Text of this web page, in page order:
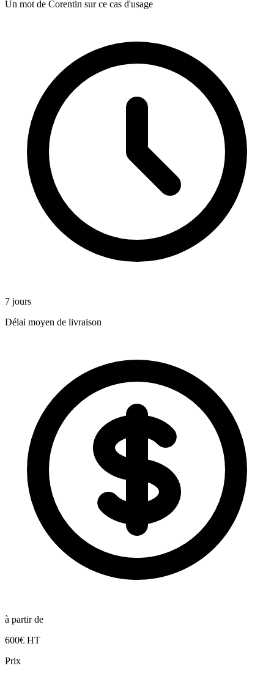
Un mot de Corentin sur ce cas d'usage
7 jours
Délai moyen de livraison
à partir de
600€ HT
Prix